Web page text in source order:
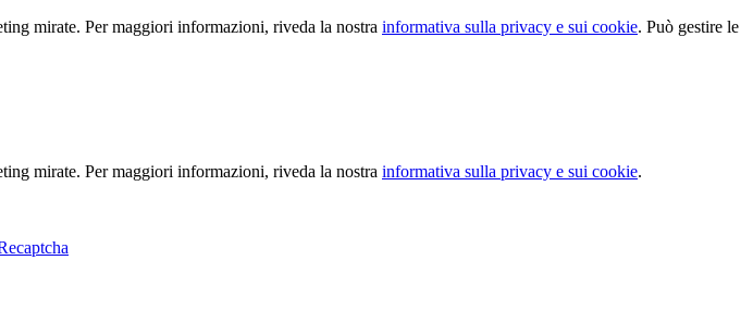
mirate. Per maggiori informazioni, riveda la nostra informativa sulla privacy e sui cookie. Può gestire le
mirate. Per maggiori informazioni, riveda la nostra informativa sulla privacy e sui cookie.